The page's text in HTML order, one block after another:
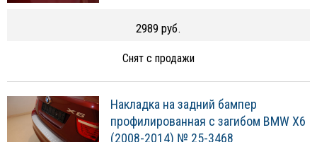
2989 руб.
Снят с продажи
Накладка на задний бампер
профилированная с загибом BMW X6
(2008-2014) № 25-3468